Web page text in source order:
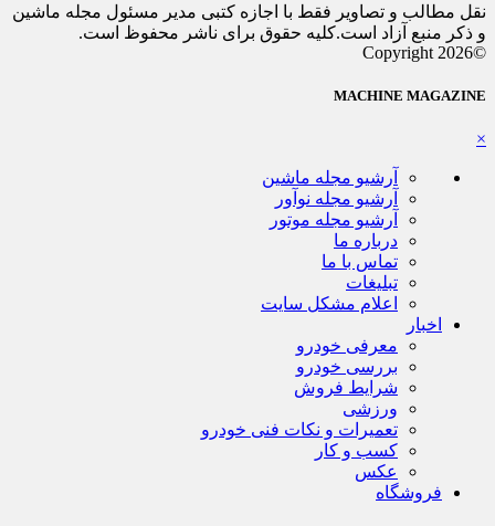
نقل مطالب و تصاویر فقط با اجازه کتبی مدیر مسئول مجله ماشین
و ذکر منبع آزاد است.کلیه حقوق برای ناشر محفوظ است.
©Copyright 2026
MACHINE MAGAZINE
×
آرشیو مجله ماشین
آرشیو مجله نوآور
آرشیو مجله موتور
درباره ما
تماس با ما
تبلیغات
اعلام مشکل سایت
اخبار
معرفی خودرو
بررسی خودرو
شرایط فروش
ورزشی
تعمیرات و نکات فنی خودرو
کسب و کار
عکس
فروشگاه